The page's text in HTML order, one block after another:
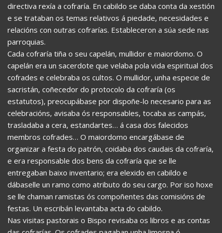
directiva rexía a cofraría. En cabildo se daba conta da xestión
e se trataban os temas relativos á piedade, necesidades e
relacións con outras cofrarías. Estableceron a súa sede nas
parroquias.
Cada cofraría tiña o seu capelán, mullidor e maiordomo. O
capelán era un sacerdote que velaba pola vida espiritual dos
cofrades e celebraba os cultos. O mullidor, unha especie de
sacristán, coñecedor do protocolo da cofraría (os
estatutos), preocupábase por dispoñe-lo necesario para as
celebracións, avisaba ós responsables, tocaba as campás,
trasladaba a cera, estandartes… á casa dos falecidos
membros cofrades… O maiordomo encargábase de
organizar a festa do patrón, coidaba dos caudais da cofraría,
e era responsable dos bens da cofraría que se lle
entregaban baixo inventario; era elexido en cabildo e
dábaselle un ramo como atributo do seu cargo. Por iso hoxe
se lle chaman ramistas ós compoñentes das comisións de
festas. Un escribán levantaba acta do cabildo.
Nas visitas pastorais o Bispo revisaba os libros e as contas